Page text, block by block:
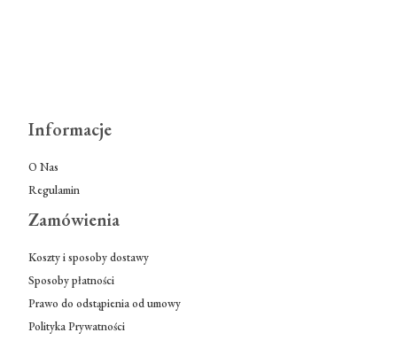
Informacje
O Nas
Regulamin
Zamówienia
Koszty i sposoby dostawy
Sposoby płatności
Prawo do odstąpienia od umowy
Polityka Prywatności